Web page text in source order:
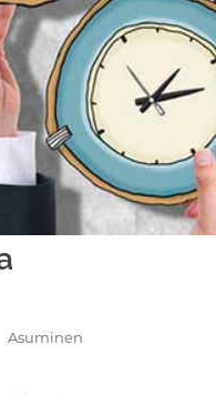
Asuminen